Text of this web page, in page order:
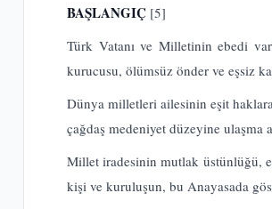
BAŞLANGIÇ [5]
Türk Vatanı ve Milletinin ebedi
kurucusu, ölümsüz önder ve eşsiz
Dünya milletleri ailesinin eşit
çağdaş medeniyet düzeyine ulaşma
Millet iradesinin mutlak üstünlüğü,
kişi ve kuruluşun, bu Anayasada